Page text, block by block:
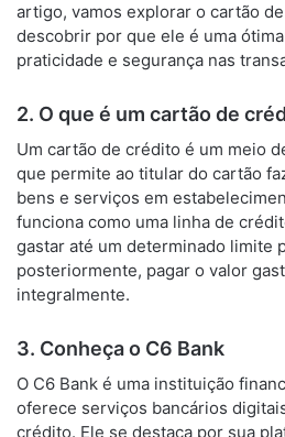
artigo, vamos explorar o cartão
descobrir por que ele é uma
praticidade e segurança nas
2. O que é um cartão de
Um cartão de crédito é um meio
que permite ao titular do cartão
bens e serviços em
funciona como uma linha de
gastar até um determinado limite
posteriormente, pagar o valor
integralmente.
3. Conheça o C6 Bank
O C6 Bank é uma instituição
oferece serviços bancários
crédito. Ele se destaca por sua